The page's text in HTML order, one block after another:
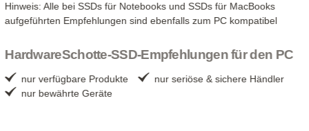
Hinweis: Alle bei SSDs für Notebooks und SSDs für MacBooks
aufgeführten Empfehlungen sind ebenfalls zum PC kompatibel
HardwareSchotte-SSD-Empfehlungen für den PC
nur verfügbare Produkte
nur seriöse & sichere Händler
nur bewährte Geräte